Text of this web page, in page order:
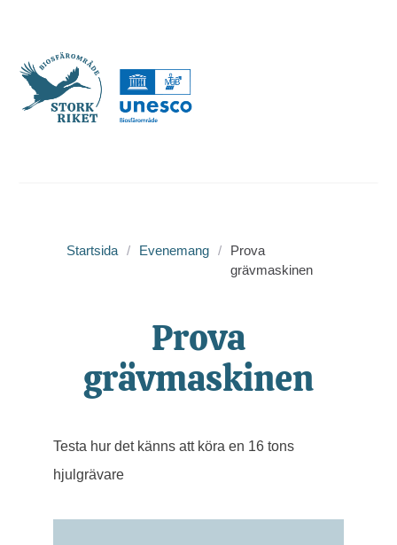
Startsida / Evenemang /
Prova
grävmaskinen
Prova
grävmaskinen
Testa hur det känns att köra en 16 tons
hjulgrävare